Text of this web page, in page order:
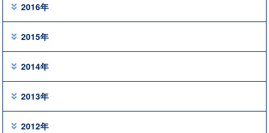
2016年
2015年
2014年
2013年
2012年